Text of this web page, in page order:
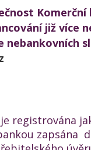
Komerční
již více
je registrována
zapsána